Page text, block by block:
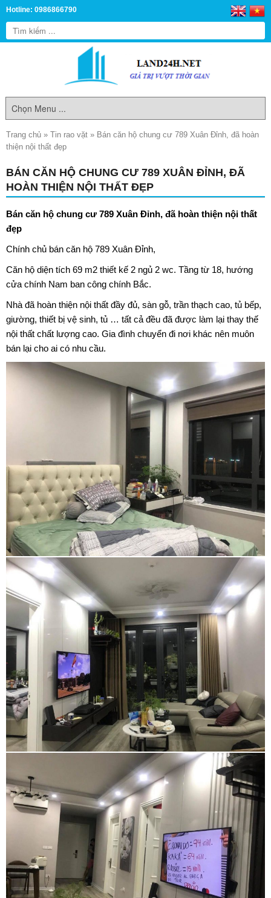
Hotline: 0986866790
Trang chủ » Tin rao vặt » Bán căn hộ chung cư 789 Xuân Đỉnh, đã hoàn
thiện nội thất đẹp
BÁN CĂN HỘ CHUNG CƯ 789 XUÂN ĐỈNH, ĐÃ
HOÀN THIỆN NỘI THẤT ĐẸP
Bán căn hộ chung cư 789 Xuân Đỉnh, đã hoàn thiện nội thất
đẹp
Chính chủ bán căn hộ 789 Xuân Đỉnh,
Căn hộ diện tích 69 m2 thiết kế 2 ngủ 2 wc. Tầng từ 18, hướng
cửa chính Nam ban công chính Bắc.
Nhà đã hoàn thiện nội thất đầy đủ, sàn gỗ, trần thạch cao, tủ bếp,
giường, thiết bị vệ sinh, tủ … tất cả đều đã được làm lại thay thế
nội thất chất lượng cao. Gia đình chuyển đi nơi khác nên muôn
bán lại cho ai có nhu cầu.